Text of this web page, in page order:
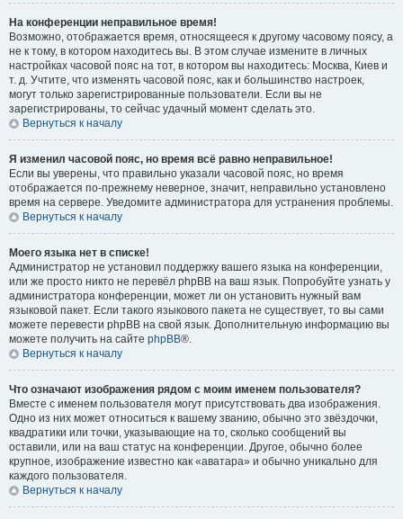
На конференции неправильное время!
Возможно, отображается время, относящееся к другому часовому поясу, а
не к тому, в котором находитесь вы. В этом случае измените в личных
настройках часовой пояс на тот, в котором вы находитесь: Москва, Киев и
т. д. Учтите, что изменять часовой пояс, как и большинство настроек,
могут только зарегистрированные пользователи. Если вы не
зарегистрированы, то сейчас удачный момент сделать это.
Вернуться к началу
Я изменил часовой пояс, но время всё равно неправильное!
Если вы уверены, что правильно указали часовой пояс, но время
отображается по-прежнему неверное, значит, неправильно установлено
время на сервере. Уведомите администратора для устранения проблемы.
Вернуться к началу
Моего языка нет в списке!
Администратор не установил поддержку вашего языка на конференции,
или же просто никто не перевёл phpBB на ваш язык. Попробуйте узнать у
администратора конференции, может ли он установить нужный вам
языковой пакет. Если такого языкового пакета не существует, то вы сами
можете перевести phpBB на свой язык. Дополнительную информацию вы
можете получить на сайте phpBB®.
Вернуться к началу
Что означают изображения рядом с моим именем пользователя?
Вместе с именем пользователя могут присутствовать два изображения.
Одно из них может относиться к вашему званию, обычно это звёздочки,
квадратики или точки, указывающие на то, сколько сообщений вы
оставили, или на ваш статус на конференции. Другое, обычно более
крупное, изображение известно как «аватара» и обычно уникально для
каждого пользователя.
Вернуться к началу